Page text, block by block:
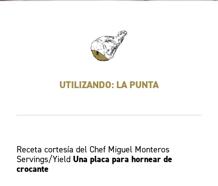
UTILIZANDO: LA PUNTA
Receta cortesía del Chef Miguel Monteros
Servings/Yield Una placa para hornear de
crocante